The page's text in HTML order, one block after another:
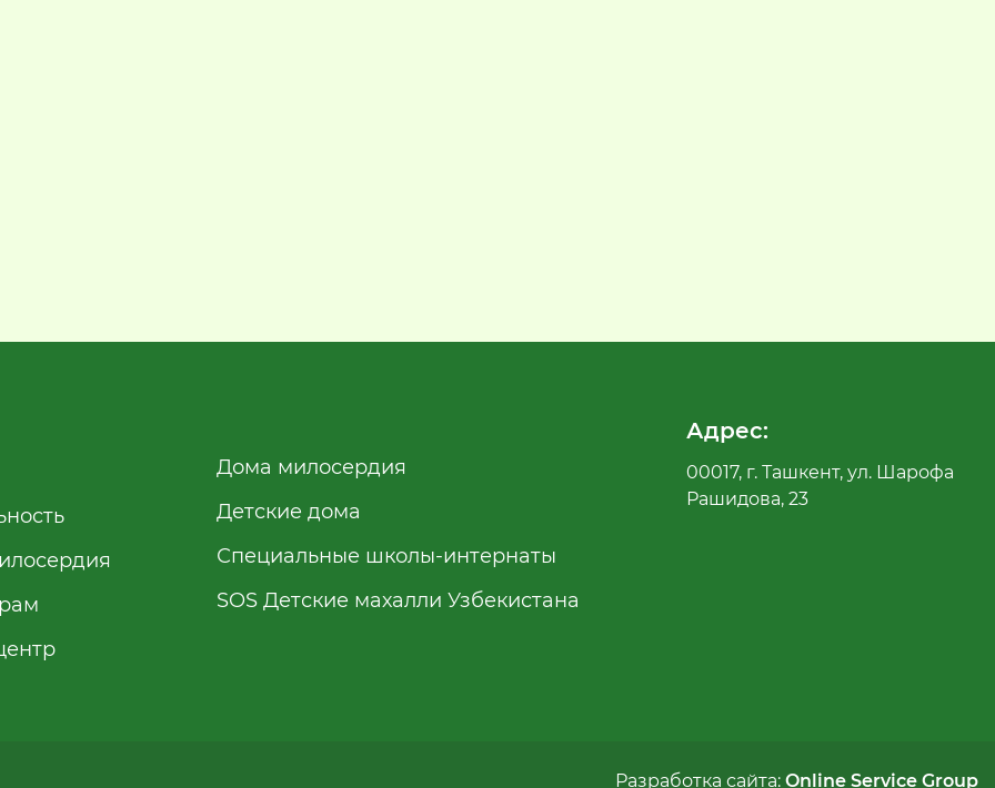
Дома милосердия
Детские дома
Специальные школы-интернаты
SOS Детские махалли Узбекистана
Адрес:
00017, г. Ташкент, ул. Шарофа
Рашидова, 23
Разработка сайта: Online Service Group